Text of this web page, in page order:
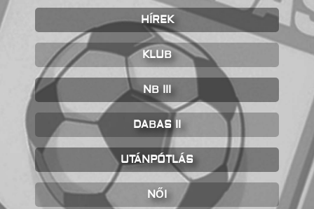
HÍREK
KLUB
NB III
DABAS II
UTÁNPÓTLÁS
NŐI